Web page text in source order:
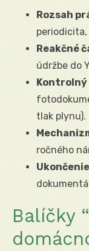
Rozsah
Reakčné
údržbe do
Kontrolný
tlak plynu).
ročného
Balíčky